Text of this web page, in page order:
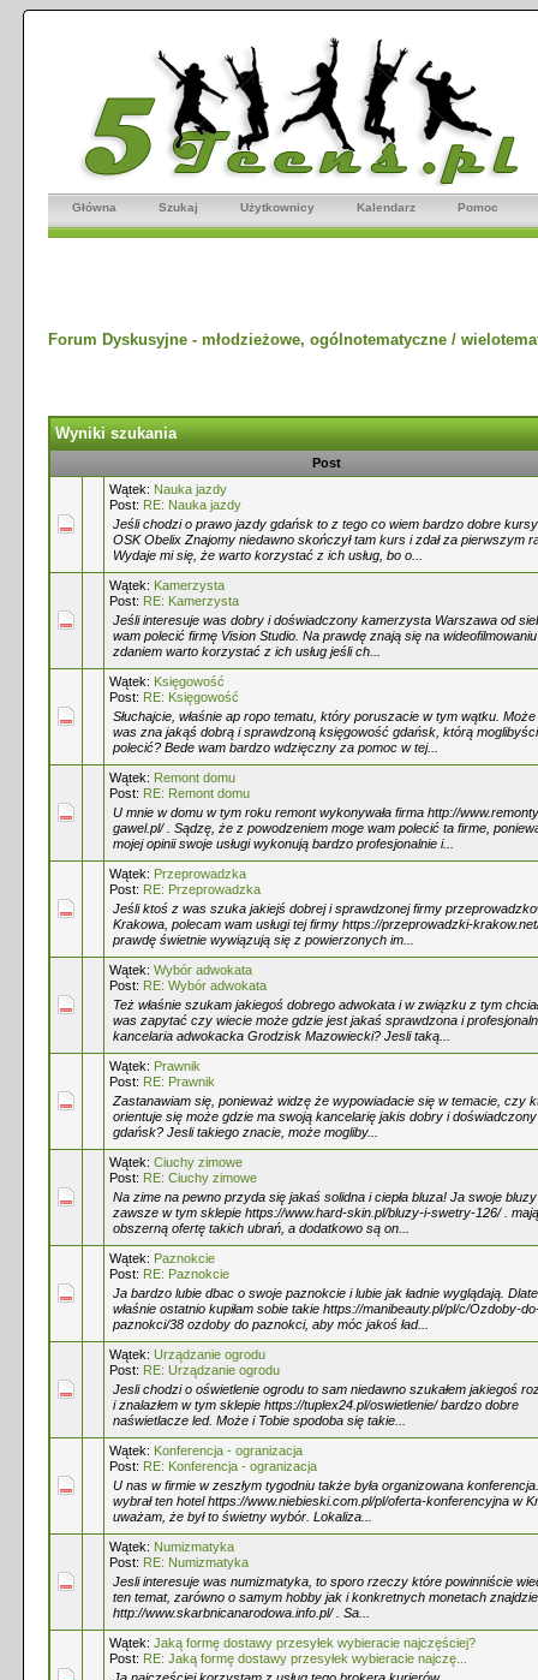
Główna Szukaj Użytkownicy Kalendarz Pomoc
Forum Dyskusyjne - młodzieżowe, ogólnotematyczne /
Wyniki szukania
Post
Wątek: Nauka jazdy
Post: RE: Nauka jazdy
Jeśli chodzi o prawo jazdy gdańsk to z tego co wiem bardzo dobre
OSK Obelix Znajomy niedawno skończył tam kurs i zdał za pierwszym
Wydaje mi się, że warto korzystać z ich usług, bo o...
Wątek: Kamerzysta
Post: RE: Kamerzysta
Jeśli interesuje was dobry i doświadczony kamerzysta Warszawa od
wam polecić firmę Vision Studio. Na prawdę znają się na
zdaniem warto korzystać z ich usług jeśli ch...
Wątek: Księgowość
Post: RE: Księgowość
Słuchajcie, właśnie ap ropo tematu, który poruszacie w tym wątku.
was zna jakąś dobrą i sprawdzoną księgowość gdańsk, którą
polecić? Bede wam bardzo wdzięczny za pomoc w tej...
Wątek: Remont domu
Post: RE: Remont domu
U mnie w domu w tym roku remont wykonywała firma http://
gawel.pl/ . Sądzę, że z powodzeniem moge wam polecić ta firme,
mojej opinii swoje usługi wykonują bardzo profesjonalnie i...
Wątek: Przeprowadzka
Post: RE: Przeprowadzka
Jeśli ktoś z was szuka jakiejś dobrej i sprawdzonej firmy
Krakowa, polecam wam usługi tej firmy https://przeprowadzki-
prawdę świetnie wywiązują się z powierzonych im...
Wątek: Wybór adwokata
Post: RE: Wybór adwokata
Też właśnie szukam jakiegoś dobrego adwokata i w związku z tym
was zapytać czy wiecie może gdzie jest jakaś sprawdzona i
kancelaria adwokacka Grodzisk Mazowiecki? Jesli taką...
Wątek: Prawnik
Post: RE: Prawnik
Zastanawiam się, ponieważ widzę że wypowiadacie się w temacie, czy
orientuje się może gdzie ma swoją kancelarię jakis dobry i
gdańsk? Jesli takiego znacie, może mogliby...
Wątek: Ciuchy zimowe
Post: RE: Ciuchy zimowe
Na zime na pewno przyda się jakaś solidna i ciepła bluza! Ja swoje
zawsze w tym sklepie https://www.hard-skin.pl/bluzy-i-swetry-126/ . mają
obszerną ofertę takich ubrań, a dodatkowo są on...
Wątek: Paznokcie
Post: RE: Paznokcie
Ja bardzo lubie dbac o swoje paznokcie i lubie jak ładnie wyglądają.
właśnie ostatnio kupiłam sobie takie https://manibeauty.pl/pl/c/Ozdoby-
paznokci/38 ozdoby do paznokci, aby móc jakoś ład...
Wątek: Urządzanie ogrodu
Post: RE: Urządzanie ogrodu
Jesli chodzi o oświetlenie ogrodu to sam niedawno szukałem jakiegoś
i znalazłem w tym sklepie https://tuplex24.pl/oswietlenie/ bardzo dobre
naświetlacze led. Może i Tobie spodoba się takie...
Wątek: Konferencja - ogranizacja
Post: RE: Konferencja - ogranizacja
U nas w firmie w zeszłym tygodniu także była organizowana
wybrał ten hotel https://www.niebieski.com.pl/pl/oferta-konferencyjna w
uważam, że był to świetny wybór. Lokaliza...
Wątek: Numizmatyka
Post: RE: Numizmatyka
Jesli interesuje was numizmatyka, to sporo rzeczy które powinniście
ten temat, zarówno o samym hobby jak i konkretnych monetach
http://www.skarbnicanarodowa.info.pl/ . Sa...
Wątek: Jaką formę dostawy przesyłek wybieracie najczęściej?
Post: RE: Jaką formę dostawy przesyłek wybieracie najczę...